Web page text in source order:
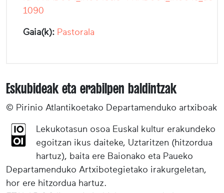
1090
Gaia(k): Pastorala
Eskubideak eta erabilpen baldintzak
© Pirinio Atlantikoetako Departamenduko artxiboak
Lekukotasun osoa Euskal kultur erakundeko
egoitzan ikus daiteke, Uztaritzen (hitzordua
hartuz), baita ere Baionako eta Paueko
Departamenduko Artxibotegietako irakurgeletan,
hor ere hitzordua hartuz.